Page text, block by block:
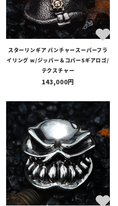
スターリンギア パンチャースーパーフラ
イリング w/ジッパー＆コパーSギアロゴ/
テクスチャー
143,000